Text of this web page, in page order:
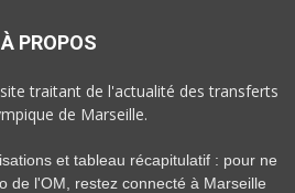
À PROPOS
traitant de l'actualité des transferts
de Marseille.
et tableau récapitulatif : pour ne
de l'OM, restez connecté à Marseille